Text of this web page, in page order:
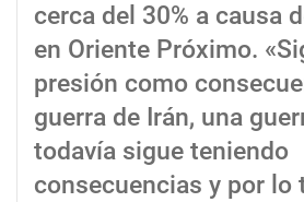
cerca del 30% a causa
en Oriente Próximo.
presión como
guerra de Irán, una
todavía sigue teniendo
consecuencias y por lo